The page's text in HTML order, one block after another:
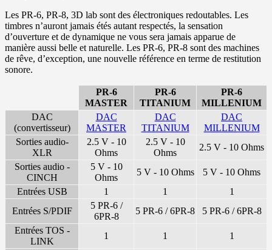
Les PR-6, PR-8, 3D lab sont des électroniques redoutables. Les
timbres n’auront jamais étés autant respectés, la sensation
d’ouverture et de dynamique ne vous sera jamais apparue de
manière aussi belle et naturelle. Les PR-6, PR-8 sont des machines
de rêve, d’exception, une nouvelle référence en terme de restitution
sonore.
PR-6
MASTER
PR-6
TITANIUM
PR-6
MILLENIUM
DAC
(convertisseur)
DAC
MASTER
DAC
TITANIUM
DAC
MILLENIUM
Sorties audio-
XLR
2.5 V - 10
Ohms
2.5 V - 10
Ohms
2.5 V - 10 Ohms
Sorties audio -
CINCH
5 V - 10
Ohms
5 V - 10 Ohms
5 V - 10 Ohms
Entrées USB
1 1
1
Entrées S/PDIF
5 PR-6 /
6PR-8
5 PR-6 / 6PR-8
5 PR-6 / 6PR-8
Entrées TOS -
LINK
1 1
1